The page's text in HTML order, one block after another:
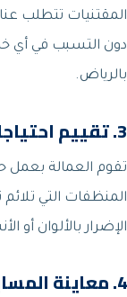
المقتنيات تتطلب
دون التسبب في أي
بالرياض.
3. تقييم احتياجات السجاد والمجالس
تقوم العمالة بعمل
المنظفات التي
الإضرار بالألوان أو
4. معاينة المسابح والمطابخ